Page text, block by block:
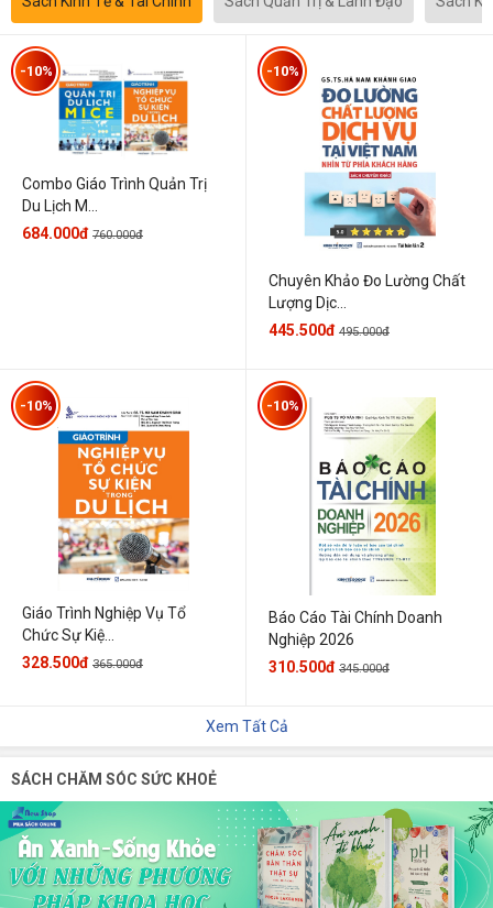
Combo Giáo Trình Quản Trị
Du Lịch M...
-10%
684.000đ 760.000đ
Chuyên Khảo Đo Lường Chất
Lượng Dịc...
-10%
445.500đ 495.000đ
Giáo Trình Nghiệp Vụ Tổ
Chức Sự Kiệ...
-10%
328.500đ 365.000đ
Báo Cáo Tài Chính Doanh
Nghiệp 2026
-10%
310.500đ 345.000đ
Xem Tất Cả
SÁCH CHĂM SÓC SỨC KHOẺ